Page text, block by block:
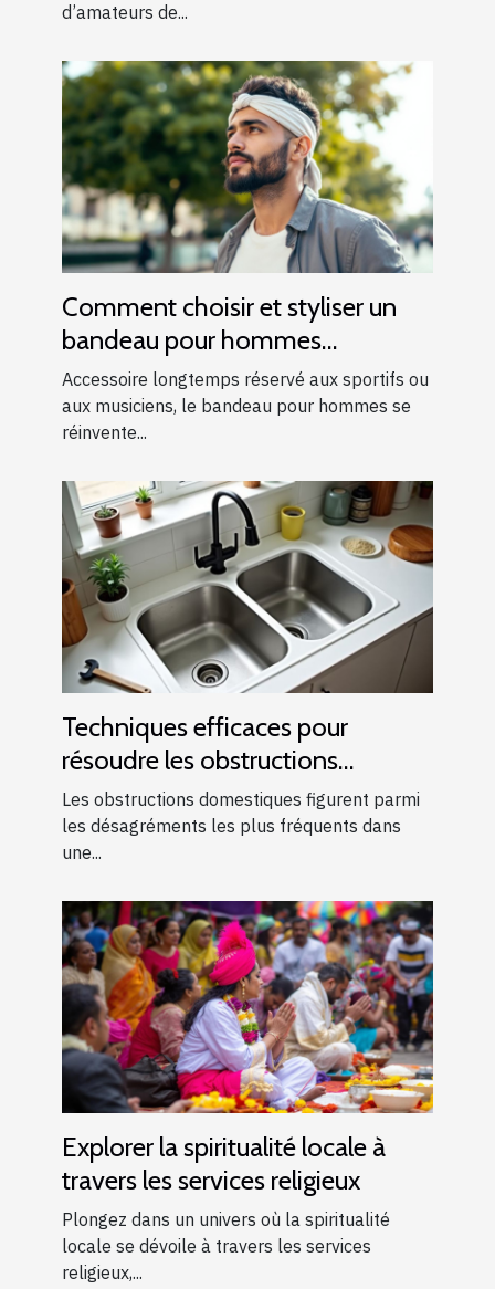
d’amateurs de...
Comment choisir et styliser un
bandeau pour hommes
modernes ?
Accessoire longtemps réservé aux sportifs ou
aux musiciens, le bandeau pour hommes se
réinvente...
Techniques efficaces pour
résoudre les obstructions
domestiques courantes
Les obstructions domestiques figurent parmi
les désagréments les plus fréquents dans
une...
Explorer la spiritualité locale à
travers les services religieux
Plongez dans un univers où la spiritualité
locale se dévoile à travers les services
religieux,...